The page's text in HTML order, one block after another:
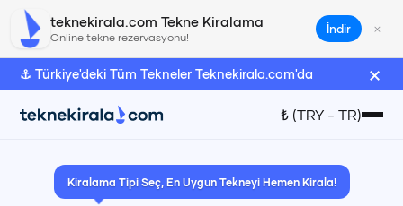
teknekirala.com Tekne Kiralama
Online tekne rezervasyonu!
İndir ×
⚓ Türkiye'deki Tüm Tekneler Teknekirala.com'da ×
₺ (TRY- TR)
Euro
Kiralama Tipi Seç, En Uygun Tekneyi Hemen Kirala!